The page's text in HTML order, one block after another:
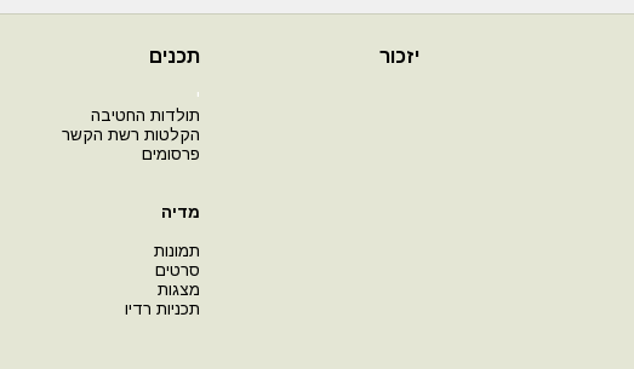
יזכור תכנים
י
תולדות החטיבה
הקלטות רשת הקשר
פרסומים
מדיה
תמונות
סרטים
מצגות
תכניות רדיו